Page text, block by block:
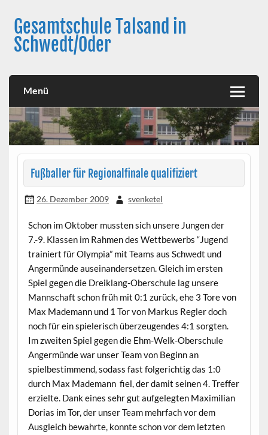
contentGesamtschule Talsand in
Schwedt/Oder
Menü
Fußballer für Regionalfinale qualifiziert
26. Dezember 2009 svenketel
Schon im Oktober mussten sich unsere Jungen der
7.-9. Klassen im Rahmen des Wettbewerbs “Jugend
trainiert für Olympia” mit Teams aus Schwedt und
Angermünde auseinandersetzen. Gleich im ersten
Spiel gegen die Dreiklang-Oberschule lag unsere
Mannschaft schon früh mit 0:1 zurück, ehe 3 Tore von
Max Mademann und 1 Tor von Markus Regler doch
noch für ein spielerisch überzeugendes 4:1 sorgten.
Im zweiten Spiel gegen die Ehm-Welk-Oberschule
Angermünde war unser Team von Beginn an
spielbestimmend, sodass fast folgerichtig das 1:0
durch Max Mademann fiel, der damit seinen 4. Treffer
erzielte. Dank eines sehr gut aufgelegten Maximilian
Dorias im Tor, der unser Team mehrfach vor dem
Ausgleich bewahrte, konnte schon vor dem letzten